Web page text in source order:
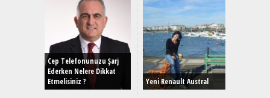
Cep Telefonunuzu Şarj
Ederken Nelere Dikkat
Etmelisiniz ?
Yeni Renault Austral